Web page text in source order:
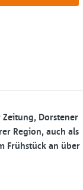
Zeitung, Dorstener
Region, auch als
Frühstück an über